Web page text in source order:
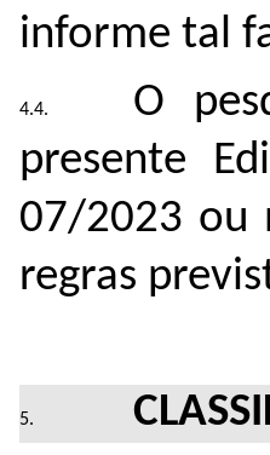
informe tal
O
presente
07/2023 ou
regras